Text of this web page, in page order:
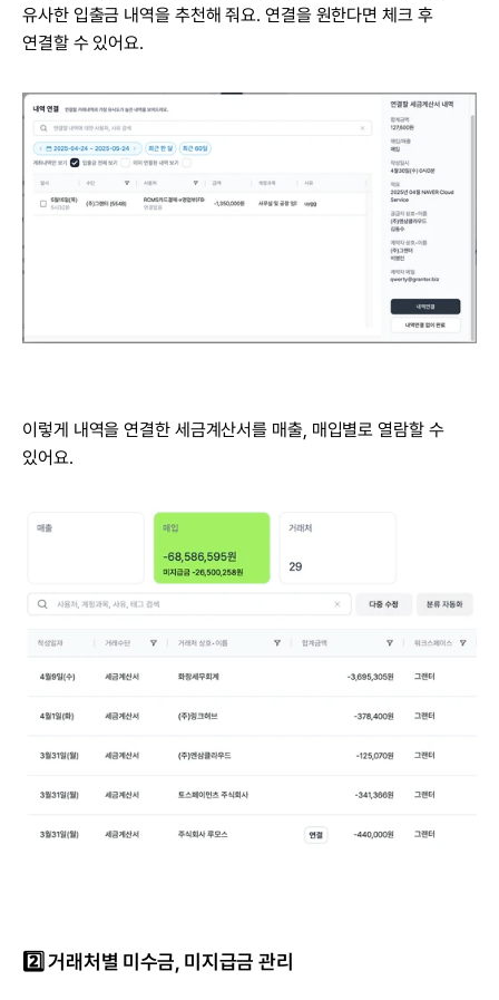
유사한 입출금 내역을 추천해 줘요. 연결을 원한다면 체크 후
연결할 수 있어요.
이렇게 내역을 연결한 세금계산서를 매출, 매입별로 열람할 수
있어요.
2️⃣ 거래처별 미수금, 미지급금 관리